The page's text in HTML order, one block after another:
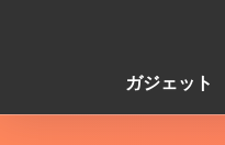
ガジェット